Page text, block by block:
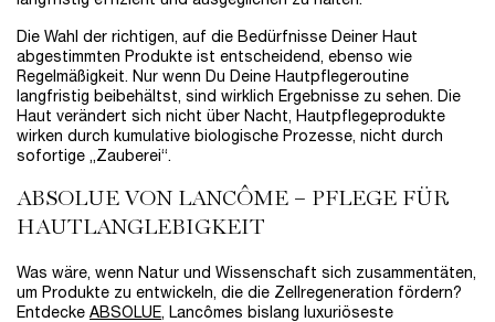
Die Wahl der richtigen, auf die Bedürfnisse Deiner Haut
abgestimmten Produkte ist entscheidend, ebenso wie
Regelmäßigkeit. Nur wenn Du Deine Hautpflegeroutine
langfristig beibehältst, sind wirklich Ergebnisse zu sehen. Die
Haut verändert sich nicht über Nacht, Hautpflegeprodukte
wirken durch kumulative biologische Prozesse, nicht durch
sofortige „Zauberei“.
ABSOLUE VON LANCÔME – PFLEGE FÜR
HAUTLANGLEBIGKEIT
Was wäre, wenn Natur und Wissenschaft sich zusammentäten,
um Produkte zu entwickeln, die die Zellregeneration fördern?
Entdecke ABSOLUE, Lancômes bislang luxuriöseste